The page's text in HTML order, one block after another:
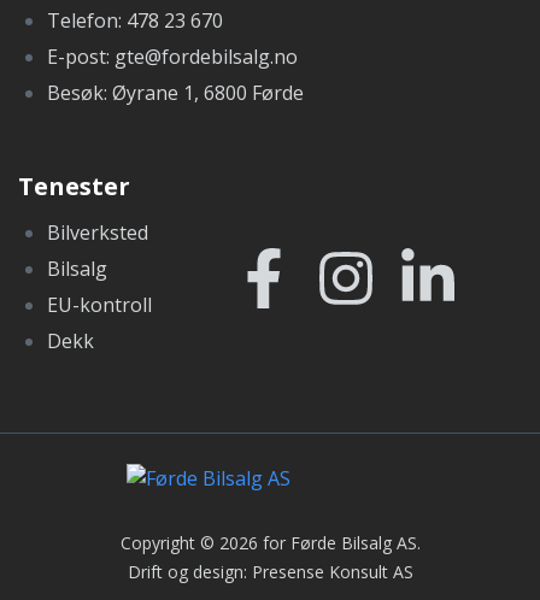
Telefon: 478 23 670
E-post: gte@fordebilsalg.no
Besøk: Øyrane 1, 6800 Førde
Tenester
Bilverksted
Bilsalg
EU-kontroll
Dekk
Copyright © 2026 for Førde Bilsalg AS.
Drift og design: Presense Konsult AS